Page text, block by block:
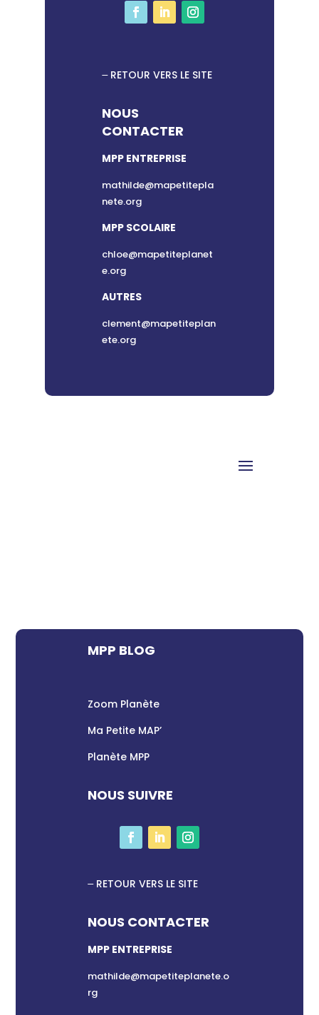
RETOUR VERS LE SITE
NOUS
CONTACTER
MPP ENTREPRISE
mathilde@mapetitepla
nete.org
MPP SCOLAIRE
chloe@mapetiteplanet
e.org
AUTRES
clement@mapetiteplan
ete.org
MPP BLOG
Zoom Planète
Ma Petite MAP’
Planète MPP
NOUS SUIVRE
RETOUR VERS LE SITE
NOUS CONTACTER
MPP ENTREPRISE
mathilde@mapetiteplanete.o
rg